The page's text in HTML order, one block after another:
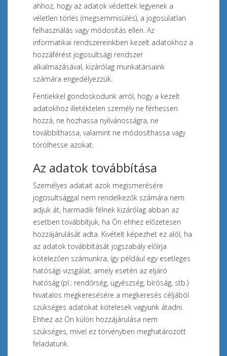
ahhoz, hogy az adatok védettek legyenek a
véletlen törlés (megsemmisülés), a jogosulatlan
felhasználás vagy módosítás ellen. Az
informatikai rendszereinkben kezelt adatokhoz a
hozzáférést jogosultsági rendszer
alkalmazásával, kizárólag munkatársaink
számára engedélyezzük.
Fentiekkel gondoskodunk arról, hogy a kezelt
adatokhoz illetéktelen személy ne férhessen
hozzá, ne hozhassa nyilvánosságra, ne
továbbíthassa, valamint ne módosíthassa vagy
törölhesse azokat.
Az adatok továbbítása
Személyes adatait azok megismerésére
jogosultsággal nem rendelkezők számára nem
adjuk át, harmadik félnek kizárólag abban az
esetben továbbítjuk, ha Ön ehhez előzetesen
hozzájárulását adta. Kivételt képezhet ez alól, ha
az adatok továbbítását jogszabály előírja
kötelezően számunkra, így például egy esetleges
hatósági vizsgálat, amely esetén az eljáró
hatóság (pl.: rendőrség, ügyészség, bíróság, stb.)
hivatalos megkeresésére a megkeresés céljából
szükséges adatokat kötelesek vagyunk átadni.
Ehhez az Ön külön hozzájárulása nem
szükséges, mivel ez törvényben meghatározott
feladatunk.